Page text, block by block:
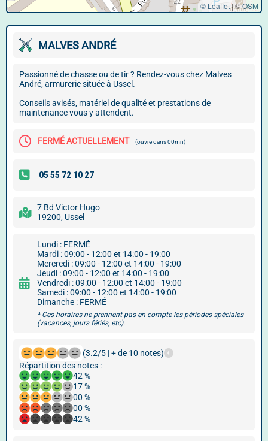
© Leaflet|©OSM
MALVES ANDRÉ
Passionné de chasse ou de tir ? Rendez-vous chez Malves
André, armurerie située à Ussel.
Conseils avisés, matériel de qualité et prestations de
maintenance vous y attendent.
FERMÉ ACTUELLEMENT (ouvre dans 00mn)
7 Bd Victor Hugo
19200, Ussel
Lundi : FERMÉ
Mardi : 09:00 - 12:00 et 14:00 - 19:00
Mercredi : 09:00 - 12:00 et 14:00 - 19:00
Jeudi : 09:00 - 12:00 et 14:00 - 19:00
Vendredi : 09:00 - 12:00 et 14:00 - 19:00
Samedi : 09:00 - 12:00 et 14:00 - 19:00
Dimanche : FERMÉ
* Ces horaires ne prennent pas en compte les périodes spéciales
(vacances, jours fériés, etc).
(3.2/5 | + de 10 notes)
Répartition des notes :
42 %
17 %
00 %
00 %
42 %